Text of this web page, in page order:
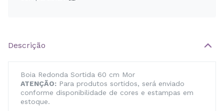
Descrição
Boia Redonda Sortida 60 cm Mor
ATENÇÃO: Para produtos sortidos, será enviado
conforme disponibilidade de cores e estampas em
estoque.